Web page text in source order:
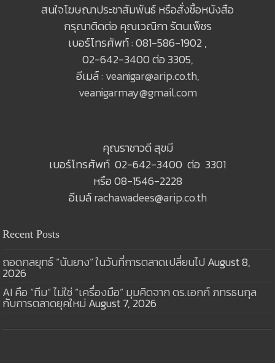
สนใจโฆษณาประชาสัมพันธ์ หรือสั่งซื้อหนังสือ
กรุณาติดต่อ คุณเวณิกา รัตนเพ็ชร
เบอร์โทรศัพท์ : 081-586-1902 ,
02-642-3400 ต่อ 3305,
อีเมล์ : veanigar@arip.co.th,
veanigarmay@gmail.com
คุณราชาวดี สุขมี
เบอร์โทรศัพท์ 02-642-3400 ต่อ 3301
หรือ 08-1546-2228
อีเมล์rachawadees@arip.co.th
Recent Posts
ถอดกลยุทธ์ “นันยาง” ในวันที่การตลาดเปลี่ยนไป August 8,
2026
AI คือ “ทีม” ไม่ใช่ “เครื่องมือ” มุมคิดจาก ดร.เอกก์ ภทรธนกุล
กับการตลาดยุคใหม่ August 7, 2026